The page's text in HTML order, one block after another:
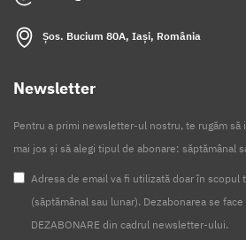
Șos. Bucium 80A, Iași, România
Newsletter
Pentru a primi newsletter-ul nostru, te rugăm să
mai jos și să alegi tipul de abonare: săptămânal
Adresa de email va fi utilizată doar în
(săptămânal sau lunar). Dezabonarea se
DEZABONARE din cadrul newsletter-ului.